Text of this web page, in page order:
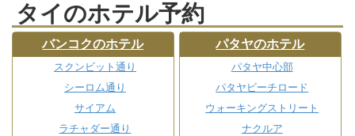
タイのホテル予約
バンコクのホテル
スクンビット通り
シーロム通り
サイアム
ラチャダー通り
パタヤのホテル
パタヤ中心部
パタヤビーチロード
ウォーキングストリート
ナクルア